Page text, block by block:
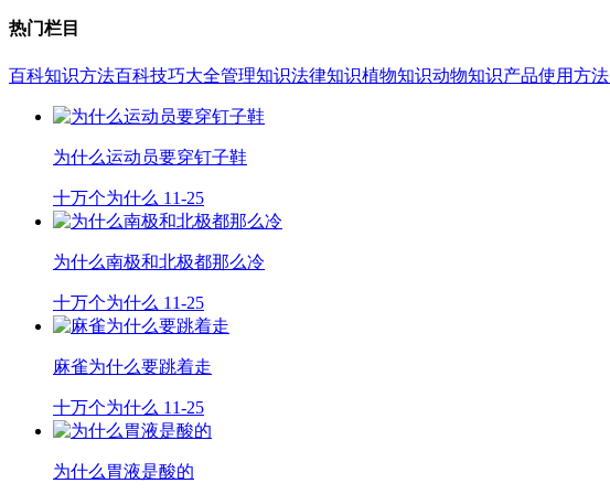
热门栏目
百科知识方法百科技巧大全管理知识法律知识植物知识动物知识产品使用方法
为什么运动员要穿钉子鞋
十万个为什么 11-25
为什么南极和北极都那么冷
十万个为什么 11-25
麻雀为什么要跳着走
十万个为什么 11-25
为什么胃液是酸的